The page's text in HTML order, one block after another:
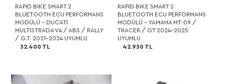
RAPID BIKE SMART 2
BLUETOOTH ECU PERFORMANS
MODÜLÜ – DUCATI
MULTISTRADA V4 / ABS / RALLY
/ G.T. 2021-2024 UYUMLU
32.400 TL
RAPID BIKE SMART 2
BLUETOOTH ECU PERFORMANS
MODÜLÜ – YAMAHA MT-09 /
TRACER / GT 2024-2025
UYUMLU
42.930 TL